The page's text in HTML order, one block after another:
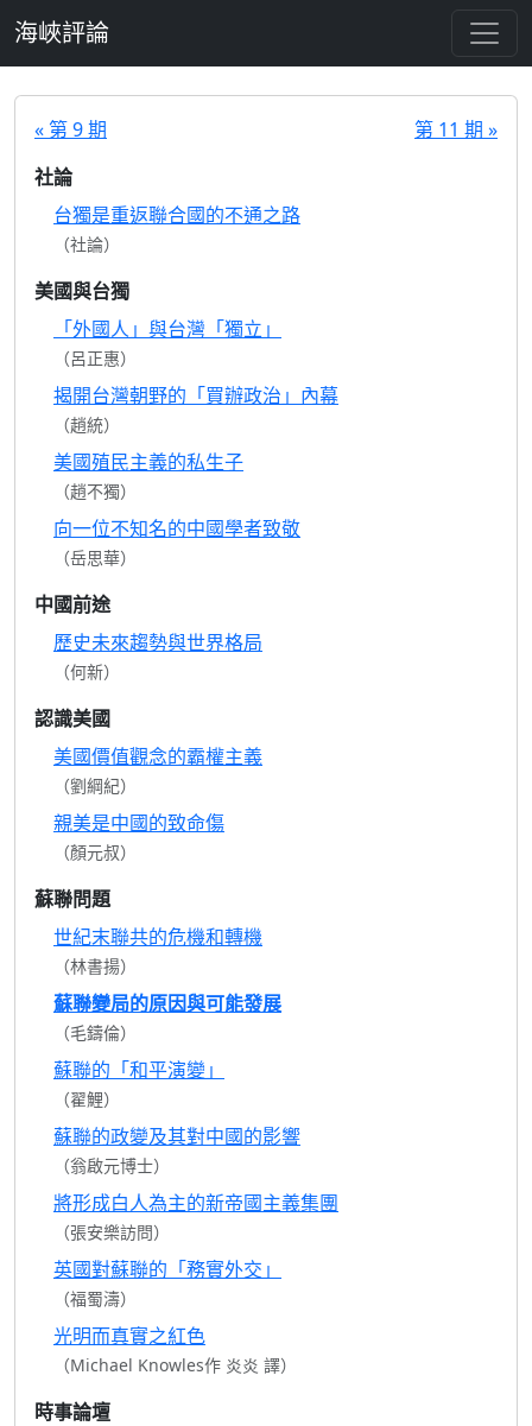
海峽評論
« 第 9 期
第 11 期 »
社論
台獨是重返聯合國的不通之路
（社論）
美國與台獨
「外國人」與台灣「獨立」
（呂正惠）
揭開台灣朝野的「買辦政治」內幕
（趙統）
美國殖民主義的私生子
（趙不獨）
向一位不知名的中國學者致敬
（岳思華）
中國前途
歷史未來趨勢與世界格局
（何新）
認識美國
美國價值觀念的霸權主義
（劉綱紀）
親美是中國的致命傷
（顏元叔）
蘇聯問題
世紀末聯共的危機和轉機
（林書揚）
蘇聯變局的原因與可能發展
（毛鑄倫）
蘇聯的「和平演變」
（翟鯉）
蘇聯的政變及其對中國的影響
（翁啟元博士）
將形成白人為主的新帝國主義集團
（張安樂訪問）
英國對蘇聯的「務實外交」
（福蜀濤）
光明而真實之紅色
（Michael Knowles作 炎炎 譯）
時事論壇